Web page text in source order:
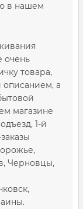
в нашем
очень
товара,
описанием, а
магазине
1-й
Черновцы,